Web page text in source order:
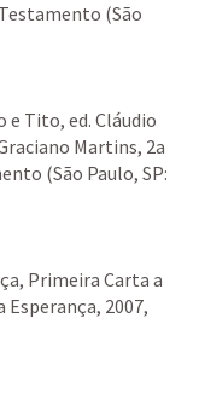
(São
Tito, ed. Cláudio
Martins, 2a
(São Paulo, SP:
Primeira Carta a
2007,